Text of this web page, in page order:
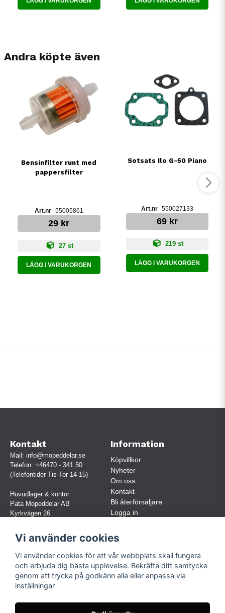
Andra köpte även
Bensinfilter runt med
pappersfilter
55005861
29 kr
27 st
LÄGG I VARUKORGEN
Sotsats Ilo G-50 Piano
550027133
69 kr
219 st
LÄGG I VARUKORGEN
Kontakt
Mail: info@mopeddelar.se
Telefon: +46470 - 341 50
(Telefontider Tis-Tor 14-15)
Huvudlager & kontor
Pata Mopeddelar AB
Kyrkvägen 26
(OBS. Endast förbokade besök)
Org.nr:
559030-5248
Jur. namn: Pata Mopeddelar AB
Information
Köpvillkor
Nyheter
Om oss
Kontakt
Bli återförsäljare
Logga in
Följ oss
Vi använder cookies
Vi använder cookies för att vår webbplats skall fungera
och erbjuda dig bästa upplevelse. Bekräfta ditt samtycke
genom att trycka på godkänn alla eller anpassa via
inställningar